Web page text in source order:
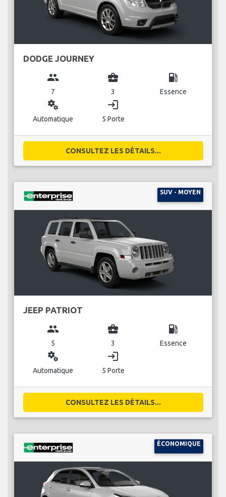
DODGE JOURNEY
group
7
business_center
3
local_gas_station
Essence
miscellaneous_services
Automatique
login
5 Porte
CONSULTEZ LES DÉTAILS...
SUV - MOYEN
JEEP PATRIOT
group
5
business_center
3
local_gas_station
Essence
miscellaneous_services
Automatique
login
5 Porte
CONSULTEZ LES DÉTAILS...
ÉCONOMIQUE